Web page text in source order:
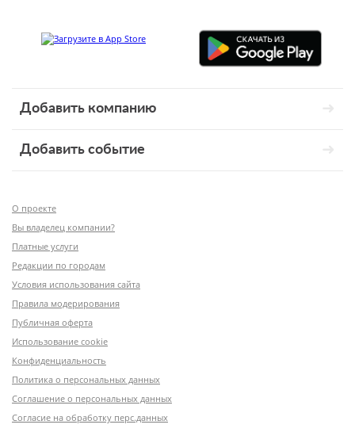
Добавить компанию
Добавить событие
О проекте
Вы владелец компании?
Платные услуги
Редакции по городам
Условия использования сайта
Правила модерирования
Публичная оферта
Использование cookie
Конфиденциальность
Политика о персональных данных
Соглашение о персональных данных
Согласие на обработку перс.данных